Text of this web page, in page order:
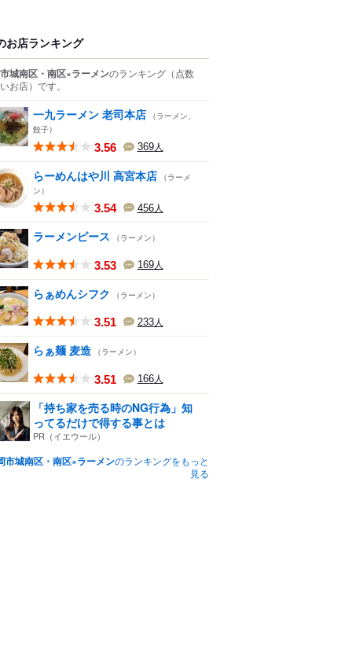
お店ランキング
城南区・南区×ラーメンのランキング （点数
お店） です。
一九ラーメン 老司本店 （ラーメン、
餃子）
3.56 369人
らーめんはや川 高宮本店 （ラーメ
ン）
3.54 456人
ラーメンピース （ラーメン）
3.53 169人
らぁめんシフク （ラーメン）
3.51 233人
らぁ麺 麦造 （ラーメン）
3.51 166人
「持ち家を売る時のNG行為」知
ってるだけで得する事とは
PR（イエウール）
市城南区・南区×ラーメンのランキングをもっと
見る